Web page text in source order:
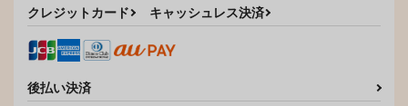
クレジットカード キャッシュレス決済
後払い決済